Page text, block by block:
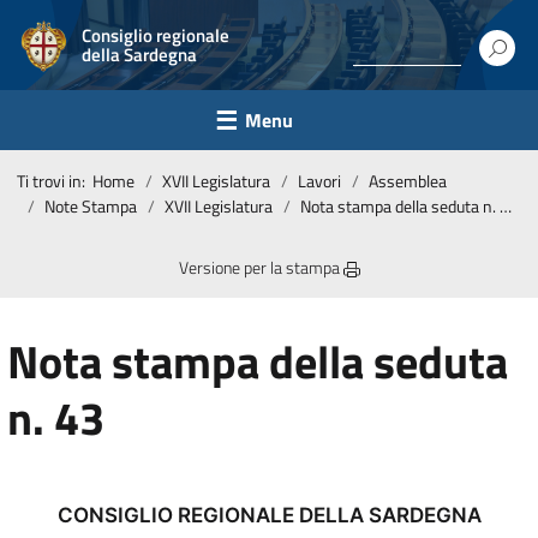
Consiglio regionale
della Sardegna
Menu
Ti trovi in: Home XVII Legislatura Lavori
Assemblea
Note Stampa
XVII Legislatura Nota stampa della seduta n. 43
Versione per la stampa
Nota stampa della seduta
n. 43
CONSIGLIO REGIONALE DELLA SARDEGNA